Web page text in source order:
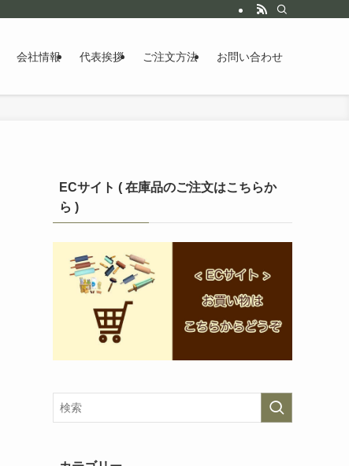
会社情報 代表挨拶 ご注文方法 お問い合わせ
ECサイト ( 在庫品のご注文はこちらか
ら )